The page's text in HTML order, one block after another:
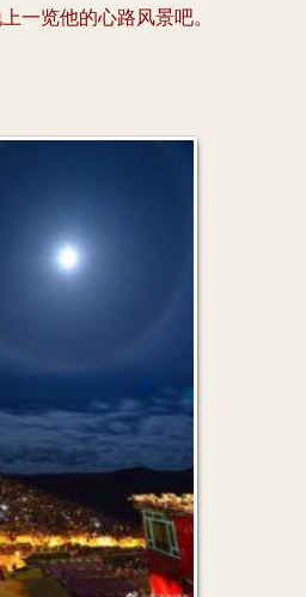
一览他的心路风景吧。